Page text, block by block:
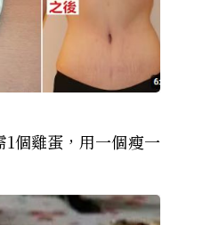
個雞蛋，用一個瘦一